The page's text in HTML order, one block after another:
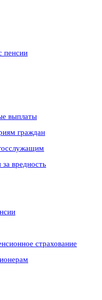
пенсии
выплаты
граждан
вредность
страхование